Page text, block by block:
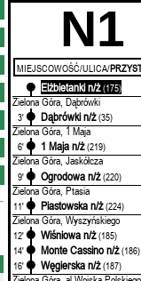
N1
MIEJSCOWOŚĆ/ULICA/
Elżbietanki n/ż (175)
Zielona Góra, Dąbrówki
3' Dąbrówki n/ż (35)
Zielona Góra, 1 Maja
6' 1 Maja n/ż (219)
Zielona Góra, Jaskółcza
9' Ogrodowa n/ż (220)
Zielona Góra, Ptasia
11' Piastowska n/ż (224)
Zielona Góra, Wyszyńskiego
12' Wiśniowa n/ż (185)
14'
Monte Cassino n/ż (186)
16'
Węgierska n/ż (187)